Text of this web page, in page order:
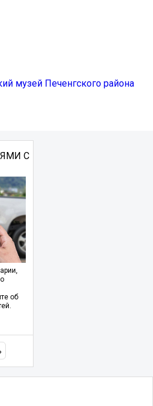
музей Печенгского района
С
об